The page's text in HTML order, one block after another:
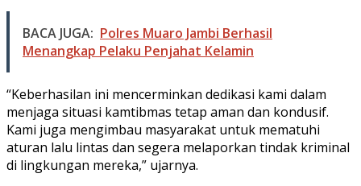
BACA JUGA: Polres Muaro Jambi Berhasil
Menangkap Pelaku Penjahat Kelamin
“Keberhasilan ini mencerminkan dedikasi kami dalam
menjaga situasi kamtibmas tetap aman dan kondusif.
Kami juga mengimbau masyarakat untuk mematuhi
aturan lalu lintas dan segera melaporkan tindak kriminal
di lingkungan mereka,” ujarnya.